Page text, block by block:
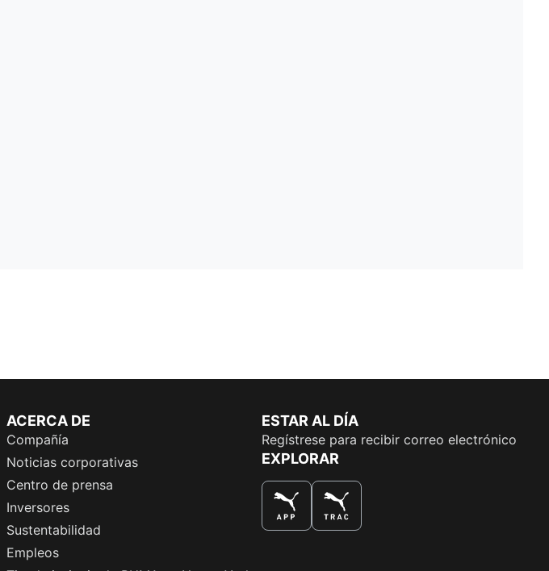
ACERCA DE
Compañía
Noticias corporativas
Centro de prensa
Inversores
Sustentabilidad
Empleos
ESTAR AL DÍA
Regístrese para recibir correo electrónico
EXPLORAR